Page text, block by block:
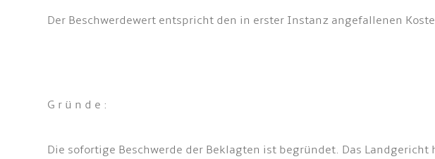
Der Beschwerdewert entspricht den in erster Instanz angefallenen
G r ü n d e :
Die sofortige Beschwerde der Beklagten ist begründet. Das